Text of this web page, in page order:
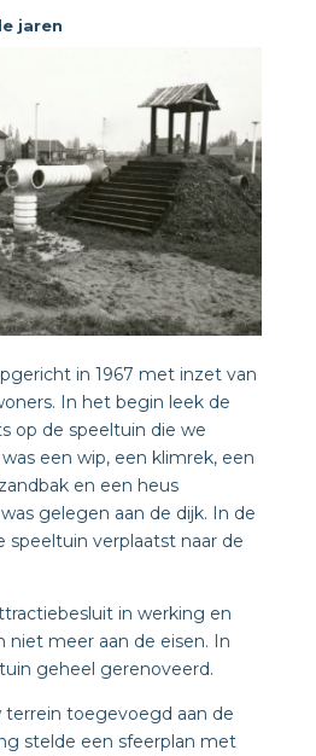
jaren
in 1967 met inzet van
In het begin leek de
op de speeltuin die we
een wip, een klimrek, een
en een heus
gelegen aan de dijk. In de
speeltuin verplaatst naar de
in werking en
niet meer aan de eisen. In
geheel gerenoveerd.
terrein toegevoegd aan de
stelde een sfeerplan met